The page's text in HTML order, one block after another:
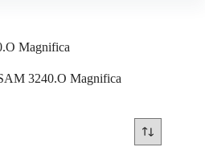
Magnifica
3240.O Magnifica